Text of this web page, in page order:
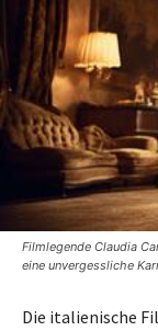
Filmlegende Claudia
eine unvergessliche
Die italienische